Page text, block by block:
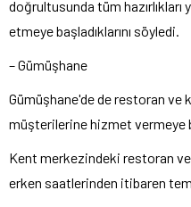
doğrultusunda tüm hazırlıkları
etmeye başladıklarını söyledi.
– Gümüşhane
Gümüşhane'de de restoran ve
müşterilerine hizmet vermeye
Kent merkezindeki restoran ve
erken saatlerinden itibaren